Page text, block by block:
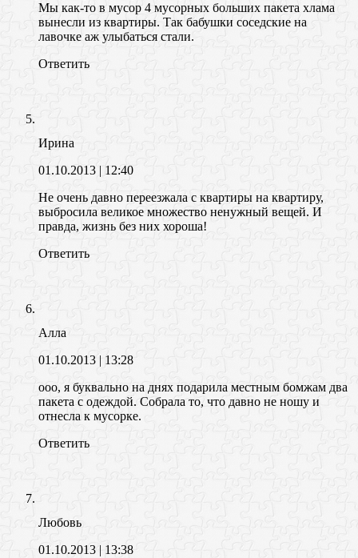
Мы как-то в мусор 4 мусорных больших пакета хлама
вынесли из квартиры. Так бабушки соседские на
лавочке аж улыбаться стали.
Ответить
Ирина
01.10.2013 | 12:40
Не очень давно переезжала с квартиры на квартиру,
выбросила великое множество ненужный вещей. И
правда, жизнь без них хороша!
Ответить
Алла
01.10.2013 | 13:28
ооо, я буквально на днях подарила местным бомжам два
пакета с одеждой. Собрала то, что давно не ношу и
отнесла к мусорке.
Ответить
Любовь
01.10.2013 | 13:38